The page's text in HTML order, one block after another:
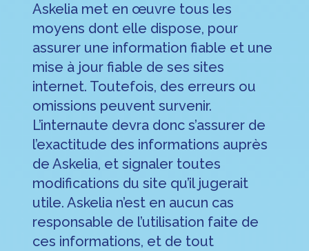
Askelia met en œuvre tous les
moyens dont elle dispose, pour
assurer une information fiable et une
mise à jour fiable de ses sites
internet. Toutefois, des erreurs ou
omissions peuvent survenir.
L’internaute devra donc s’assurer de
l’exactitude des informations auprès
de Askelia, et signaler toutes
modifications du site qu’il jugerait
utile. Askelia n’est en aucun cas
responsable de l’utilisation faite de
ces informations, et de tout